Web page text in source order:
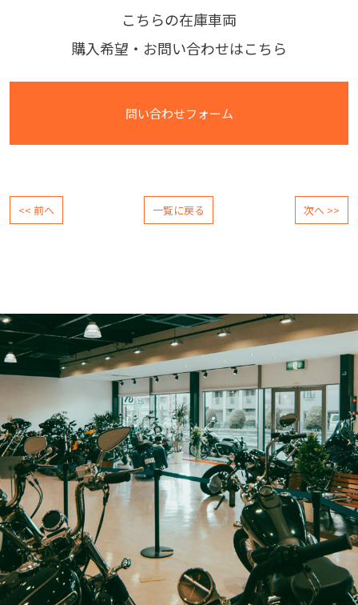
こちらの在庫車両
購入希望・お問い合わせはこちら
問い合わせフォーム
<< 前へ 一覧に戻る 次へ >>